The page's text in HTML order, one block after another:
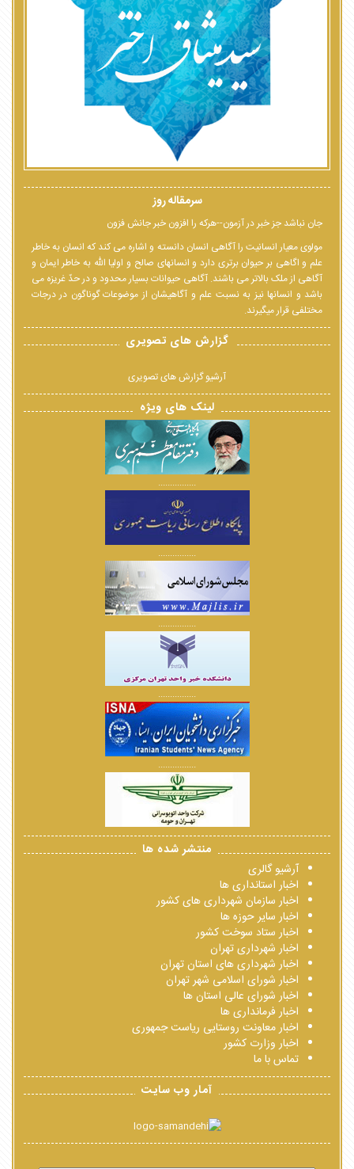
سرمقاله روز
جان نباشد جز خبر در آزمون--هرکه را افزون خبر جانش فزون
مولوی معیار انسانیت را آگاهی انسان دانسته و اشاره می کند که انسان به خاطر
علم و اگاهی بر حیوان برتری دارد و انسانهای صالح و اولیا الله به خاطر ایمان و
آگاهی از ملک بالاتر می باشند. آگاهی حیوانات بسیار محدود و در حدّ غریزه می
باشد و انسانها نیز به نسبت علم و آگاهیشان از موضوعات گوناگون در درجات
مختلفی قرار میگیرند.
گزارش های تصویری
آرشیو گزارش های تصویری
لینک های ویژه
................
................
................
................
................
منتشر شده ها
آرشیو گالری
اخبار استانداری ها
اخبار سازمان شهرداری های کشور
اخبار سایر حوزه ها
اخبار ستاد سوخت کشور
اخبار شهرداری تهران
اخبار شهرداری های استان تهران
اخبار شورای اسلامی شهر تهران
اخبار شورای عالی استان ها
اخبار فرمانداری ها
اخبار معاونت روستایی ریاست جمهوری
اخبار وزارت کشور
تماس با ما
آمار وب سایت